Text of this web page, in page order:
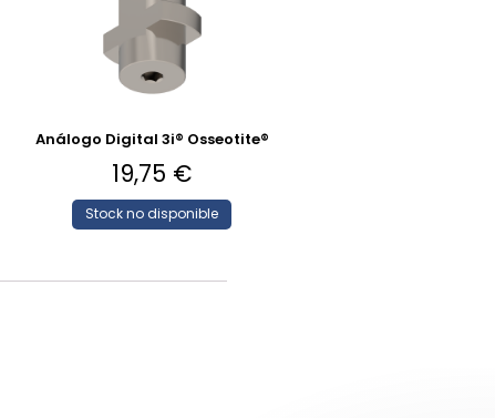
Análogo Digital 3i® Osseotite®
19,75 €
Stock no disponible